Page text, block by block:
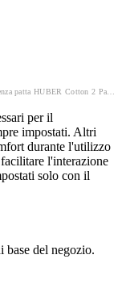
per il
impostati. Altri
durante l'utilizzo
l'interazione
solo con il
base del negozio.